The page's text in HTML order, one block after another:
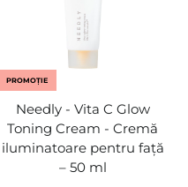
PROMOȚIE
Needly - Vita C Glow
Toning Cream - Cremă
iluminatoare pentru față
– 50 ml